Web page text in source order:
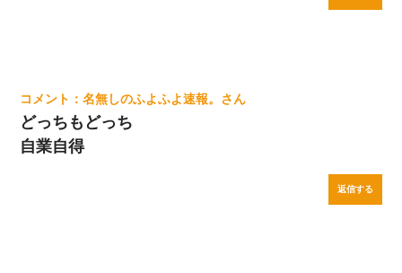
名無しのふよふよ速報。
どっちもどっち
自業自得
返信する